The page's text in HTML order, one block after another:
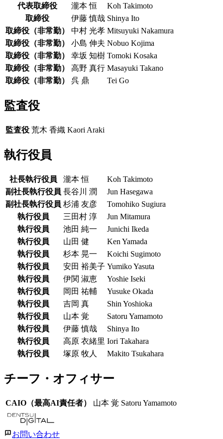
代表取締役 瀧本 恒
Koh Takimoto
取締役
伊藤 慎哉 Shinya Ito
取締役（非常勤）
中村 光孝 Mitsuyuki Nakamura
取締役（非常勤）
小島 伸夫 Nobuo Kojima
取締役（非常勤）
幸坂 知樹 Tomoki Kosaka
取締役（非常勤）
高野 真行 Masayuki Takano
取締役（非常勤）
呉 鼎 Tei Go
監査役
監査役 荒木 香織 Kaori Araki
執行役員
社長執行役員 瀧本 恒
Koh Takimoto
副社長執行役員 長谷川 潤
Jun Hasegawa
副社長執行役員 杉浦 友彦
Tomohiko Sugiura
執行役員
三田村 淳
Jun Mitamura
執行役員
池田 純一
Junichi Ikeda
執行役員
山田 健
Ken Yamada
執行役員
杉本 晃一
Koichi Sugimoto
執行役員
安田 裕美子 Yumiko Yasuta
執行役員
伊関 淑恵
Yoshie Iseki
執行役員
岡田 祐輔
Yusuke Okada
執行役員
吉岡 真
Shin Yoshioka
執行役員
山本 覚
Satoru Yamamoto
執行役員
伊藤 慎哉
Shinya Ito
執行役員
高原 衣緒里 Iori Takahara
執行役員
塚原 牧人 Makito Tsukahara
チーフ・オフィサー
CAIO（最高AI責任者） 山本 覚 Satoru Yamamoto
お問い合わせ